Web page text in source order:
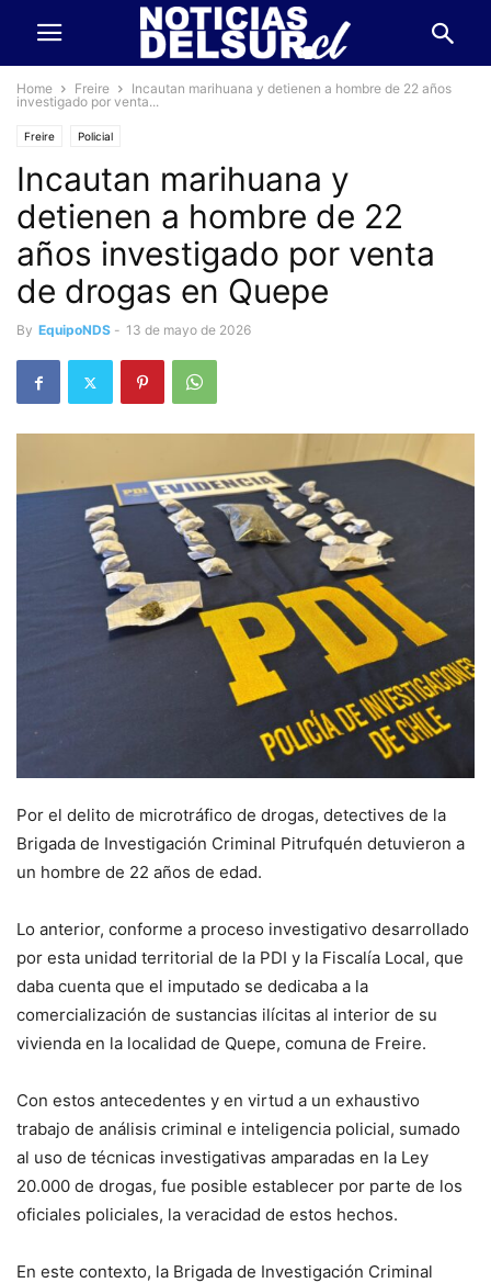
Home Freire
Incautan marihuana y detienen a hombre de 22 años
investigado por venta...
Freire Policial
Incautan marihuana y
detienen a hombre de 22
años investigado por venta
de drogas en Quepe
By EquipoNDS - 13 de mayo de 2026
Por el delito de microtráfico de drogas, detectives de la
Brigada de Investigación Criminal Pitrufquén detuvieron a
un hombre de 22 años de edad.
Lo anterior, conforme a proceso investigativo desarrollado
por esta unidad territorial de la PDI y la Fiscalía Local, que
daba cuenta que el imputado se dedicaba a la
comercialización de sustancias ilícitas al interior de su
vivienda en la localidad de Quepe, comuna de Freire.
Con estos antecedentes y en virtud a un exhaustivo
trabajo de análisis criminal e inteligencia policial, sumado
al uso de técnicas investigativas amparadas en la Ley
20.000 de drogas, fue posible establecer por parte de los
oficiales policiales, la veracidad de estos hechos.
En este contexto, la Brigada de Investigación Criminal